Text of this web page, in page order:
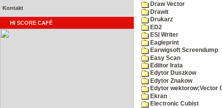
Kontakt
HI SCORE CAFÉ
Draw Vector
Drawit
Drukarz
ED2
ESI Writer
Eagleprint
Earwigsoft Screendump
Easy Scan
Ediitor Irata
Edytor Duszkow
Edytor Znakow
Edytor wektorow;Vector
Ekran
Electronic Cubist